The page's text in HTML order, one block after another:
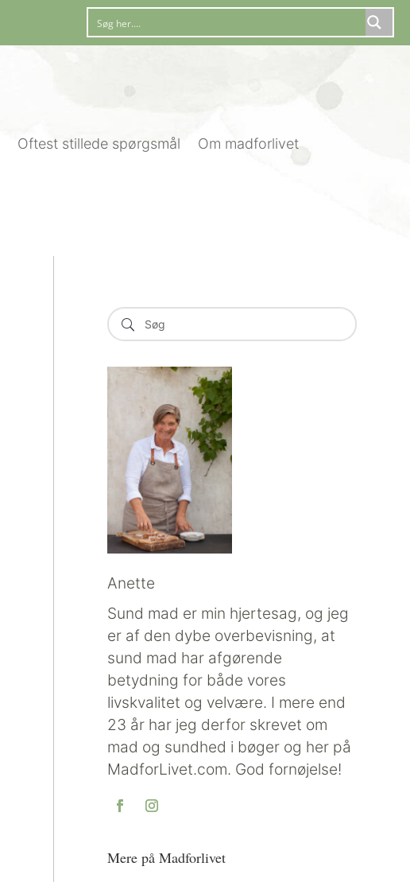
Oftest stillede spørgsmål Om madforlivet
Anette
Sund mad er min hjertesag, og jeg
er af den dybe overbevisning, at
sund mad har afgørende
betydning for både vores
livskvalitet og velvære. I mere end
23 år har jeg derfor skrevet om
mad og sundhed i bøger og her på
MadforLivet.com. God fornøjelse!
Mere på Madforlivet